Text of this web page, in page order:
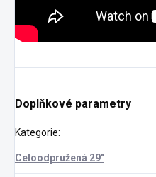
Doplňkové parametry
Kategorie:
Celoodpružená 29"